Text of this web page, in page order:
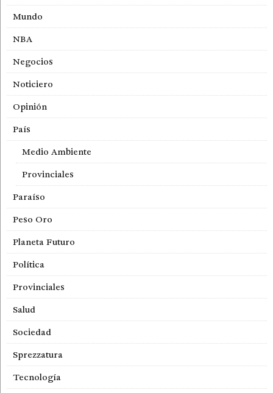
Mundo
NBA
Negocios
Noticiero
Opinión
País
Medio Ambiente
Provinciales
Paraíso
Peso Oro
Planeta Futuro
Política
Provinciales
Salud
Sociedad
Sprezzatura
Tecnología